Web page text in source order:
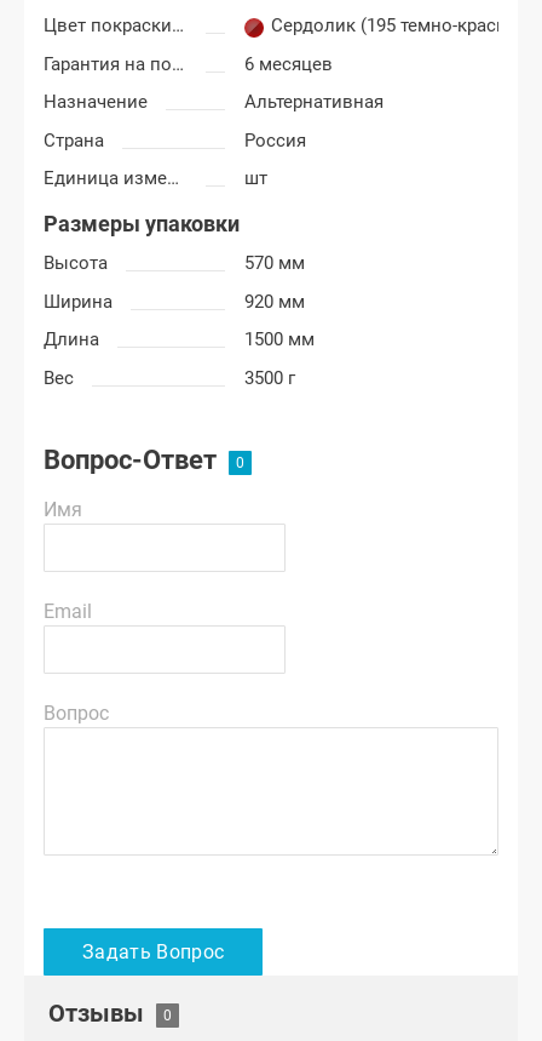
Цвет покраски Лада Гранта
Сердолик (195 темно-красный)
Гарантия на покраску
6 месяцев
Назначение
Альтернативная
Страна
Россия
Единица измерения
шт
Размеры упаковки
Высота
570 мм
Ширина
920 мм
Длина
1500 мм
Вес
3500 г
Вопрос-Ответ
Имя
Email
Вопрос
Отзывы